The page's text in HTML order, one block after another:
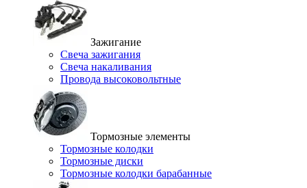
Зажигание
Свеча зажигания
Свеча накаливания
Провода высоковольтные
Тормозные элементы
Тормозные колодки
Тормозные диски
Тормозные колодки барабанные